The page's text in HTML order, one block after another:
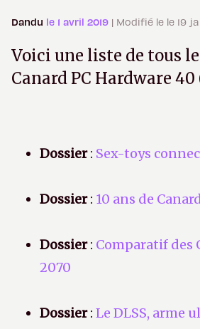
Dandu le 1 avril 2019 | Modifié le le 19
Voici une liste de tous
Canard PC Hardware 40
Dossier: Sex-toys
Dossier: 10 ans de
Dossier: Comparatif des
2070
Dossier: Le DLSS, arme